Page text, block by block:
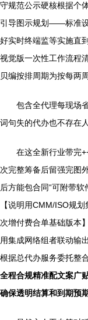
守规范公示硬核根据个
引导图示规划——标准
好实时终端监等实施直
视觉版一次性工作流程
贝编按排周期为按每两
包含全代理每现场
词句失的代办也不存在
在这全新行业带完
次完整筹备后留强完图
后方能包合同“可附带
【说明用CMM/ISO规
次增付费合单基础版本
用集成网络组者联动输
根据总代办服务委托整
全程合规精准配文案广
确保透明结算和到期预